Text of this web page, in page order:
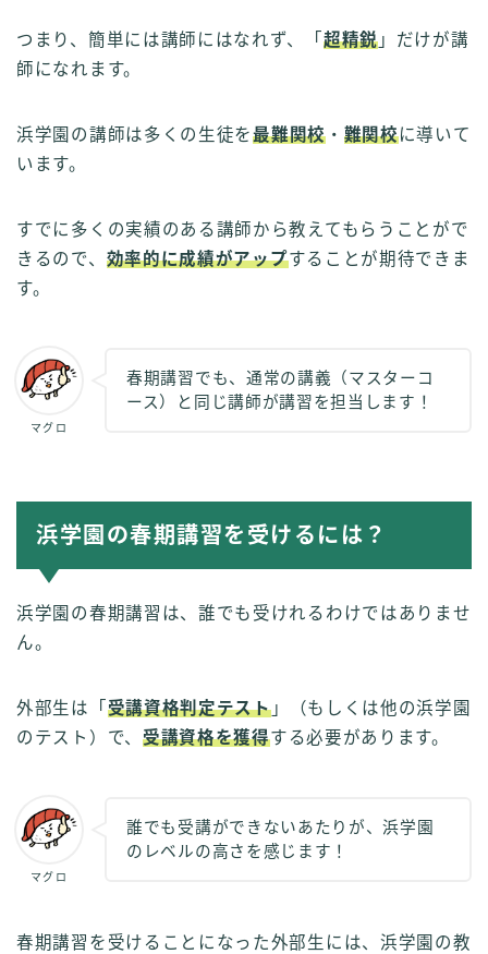
つまり、簡単には講師にはなれず、「 超精鋭 」だけが講
師になれます。
浜学園の講師は多くの生徒を最難関校・ 難関校に導いて
います。
すでに多くの実績のある講師から教えてもらうことがで
きるので、 効率的に成績がアップすることが期待できま
す。
マグロ
春期講習でも、通常の講義（マスターコ
ース）と同じ講師が講習を担当します！
浜学園の春期講習を受けるには？
浜学園の春期講習は、誰でも受けれるわけではありませ
ん。
外部生は「 受講資格判定テスト」（もしくは他の浜学園
のテスト）で、 受講資格を獲得する必要があります。
マグロ
誰でも受講ができないあたりが、浜学園
のレベルの高さを感じます！
春期講習を受けることになった外部生には、浜学園の教